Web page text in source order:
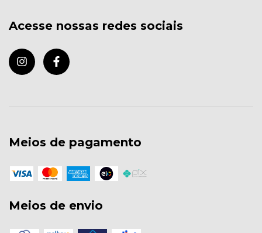
Acesse nossas redes sociais
Meios de pagamento
Meios de envio